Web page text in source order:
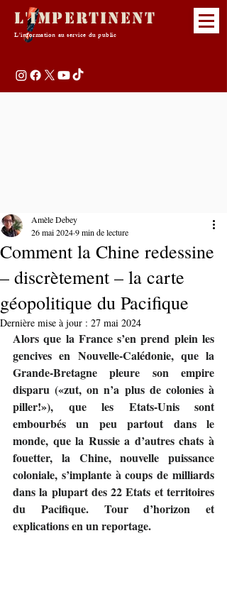
L'Impertinent
L'information au service du public
Comment la Chine redessine
– discrètement – la carte
géopolitique du Pacifique
Amèle Debey
26 mai 20249 min de lecture
Dernière mise à jour : 27 mai 2024
Alors que la France s’en prend plein les
gencives en Nouvelle-Calédonie, que la
Grande-Bretagne pleure son empire
disparu («zut, on n’a plus de colonies à
piller!»), que les Etats-Unis sont
embourbés un peu partout dans le
monde, que la Russie a d’autres chats à
fouetter, la Chine, nouvelle puissance
coloniale, s’implante à coups de milliards
dans la plupart des 22 Etats et territoires
du Pacifique. Tour d’horizon et
explications en un reportage.